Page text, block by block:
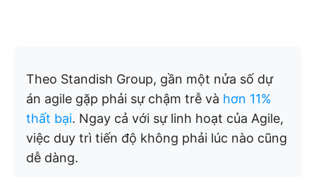
Theo Standish Group, gần một nửa số dự
án agile gặp phải sự chậm trễ và hơn 11%
thất bại. Ngay cả với sự linh hoạt của Agile,
việc duy trì tiến độ không phải lúc nào cũng
dễ dàng.